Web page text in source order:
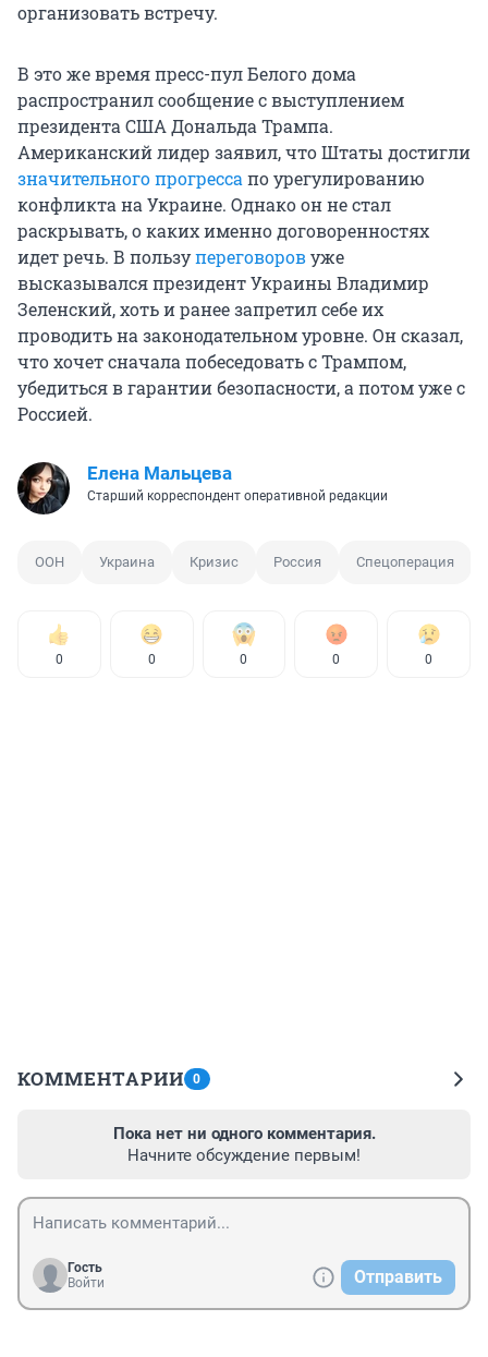
организовать встречу.
В это же время пресс-пул Белого дома
распространил сообщение с выступлением
президента США Дональда Трампа.
Американский лидер заявил, что Штаты достигли
значительного прогрессапо урегулированию
конфликта на Украине. Однако он не стал
раскрывать, о каких именно договоренностях
идет речь. В пользупереговоровуже
высказывался президент Украины Владимир
Зеленский, хоть и ранее запретил себе их
проводить на законодательном уровне. Он сказал,
что хочет сначала побеседовать с Трампом,
убедиться в гарантии безопасности, а потом уже с
Россией.
Елена Мальцева
Старший корреспондент оперативной редакции
ООН Украина Кризис Россия Спецоперация
0 0 0 0 0
КОММЕНТАРИИ 0
Пока нет ни одного комментария.
Начните обсуждение первым!
Гость
Войти
Отправить